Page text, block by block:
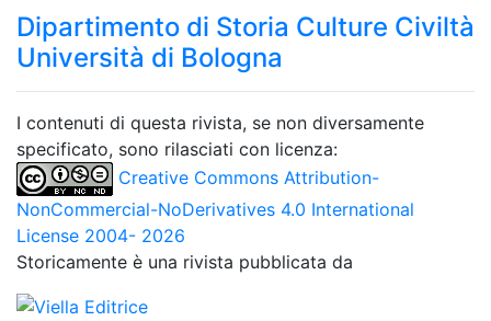
Dipartimento di Storia Culture Civiltà
Università di Bologna
I contenuti di questa rivista, se non diversamente
specificato, sono rilasciati con licenza:
Creative Commons Attribution-
NonCommercial-NoDerivatives 4.0 International
License 2004- 2026
Storicamente è una rivista pubblicata da